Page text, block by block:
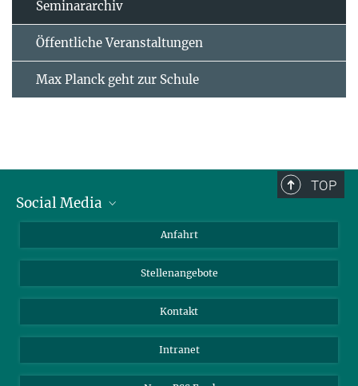
Seminararchiv
Öffentliche Veranstaltungen
Max Planck geht zur Schule
TOP
Social Media
Anfahrt
Stellenangebote
Kontakt
Intranet